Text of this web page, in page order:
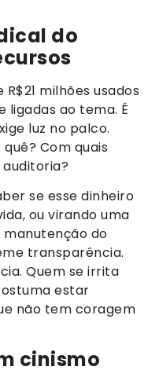
do
milhões usados
ligadas ao tema. É
luz no palco.
Com quais
se esse dinheiro
ou virando uma
manutenção do
transparência.
Quem se irrita
estar
não tem coragem
cinismo